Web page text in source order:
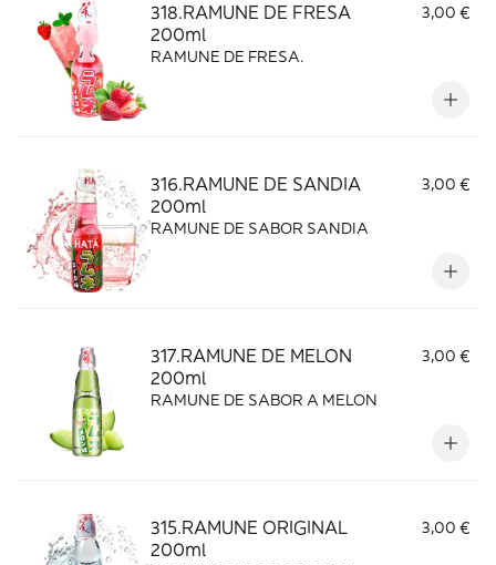
318.RAMUNE DE FRESA
200ml
3,00 €
RAMUNE DE FRESA.
316.RAMUNE DE SANDIA
200ml
3,00 €
RAMUNE DE SABOR SANDIA
317.RAMUNE DE MELON
200ml
3,00 €
RAMUNE DE SABOR A MELON
315.RAMUNE ORIGINAL
200ml
3,00 €